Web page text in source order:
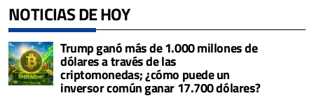
NOTICIAS DE HOY
Trump ganó más de 1.000 millones de
dólares a través de las
criptomonedas; ¿cómo puede un
inversor común ganar 17.700 dólares?